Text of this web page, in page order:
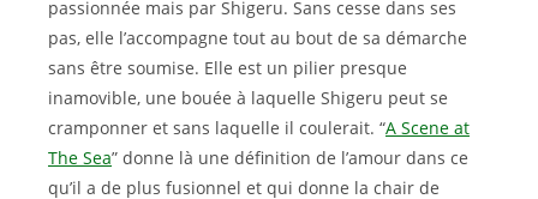
passionnée mais par Shigeru. Sans cesse dans ses
pas, elle l’accompagne tout au bout de sa démarche
sans être soumise. Elle est un pilier presque
inamovible, une bouée à laquelle Shigeru peut se
cramponner et sans laquelle il coulerait. “A Scene at
The Sea” donne là une définition de l’amour dans ce
qu’il a de plus fusionnel et qui donne la chair de